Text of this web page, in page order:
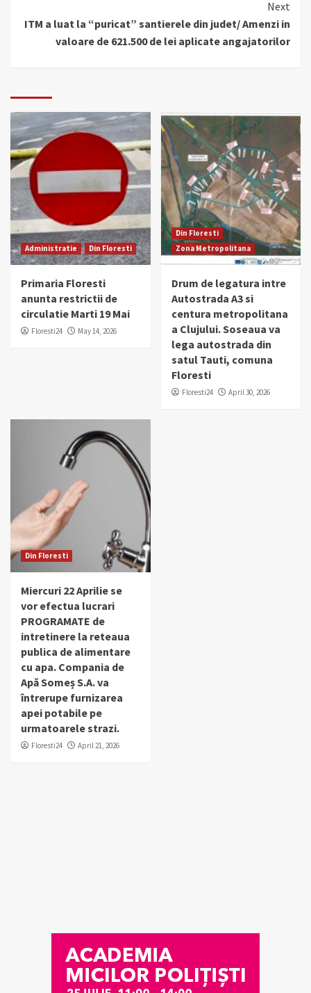
Next
ITM a luat la “puricat” santierele din judet/ Amenzi in
valoare de 621.500 de lei aplicate angajatorilor
Administratie Din Floresti
Primaria Floresti
anunta restrictii de
circulatie Marti 19 Mai
Floresti24 May 14, 2026
Din Floresti
Zona Metropolitana
Drum de legatura intre
Autostrada A3 si
centura metropolitana
a Clujului. Soseaua va
lega autostrada din
satul Tauti, comuna
Floresti
Floresti24 April 30, 2026
Din Floresti
Miercuri 22 Aprilie se
vor efectua lucrari
PROGRAMATE de
intretinere la reteaua
publica de alimentare
cu apa. Compania de
Apă Someș S.A. va
întrerupe furnizarea
apei potabile pe
urmatoarele strazi.
Floresti24 April 21, 2026